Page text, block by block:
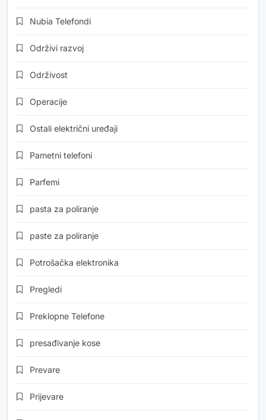
Nubia Telefondi
Održivi razvoj
Održivost
Operacije
Ostali električni uređaji
Pametni telefoni
Parfemi
pasta za poliranje
paste za poliranje
Potrošačka elektronika
Pregledi
Preklopne Telefone
presađivanje kose
Prevare
Prijevare